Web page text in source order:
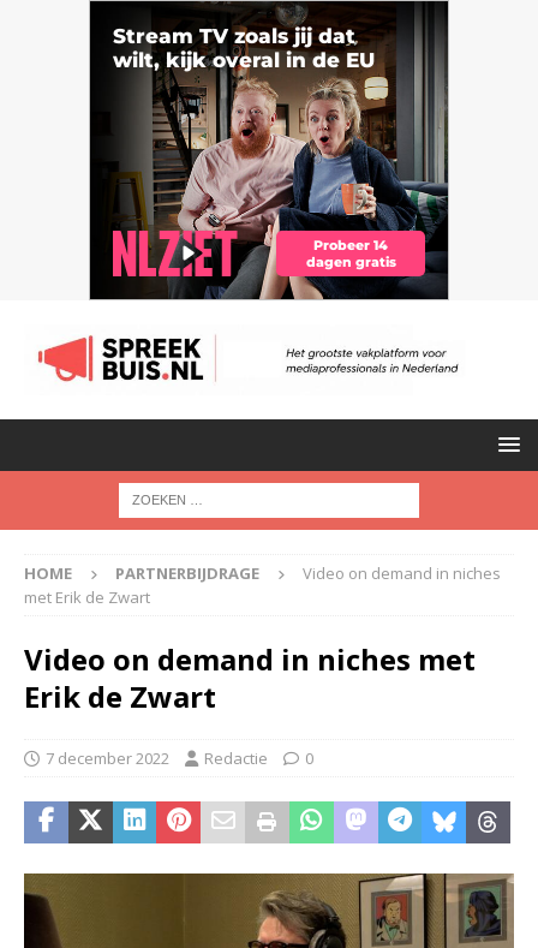
HOME PARTNERBIJDRAGE
Video on demand in niches
met Erik de Zwart
Video on demand in niches met
Erik de Zwart
7 december 2022 Redactie 0